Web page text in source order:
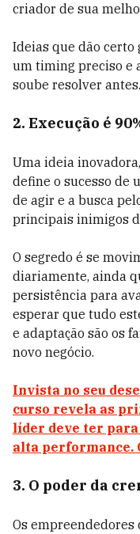
criador de sua
Ideias que dão certo
um timing preciso e
soube resolver antes.
2. Execução é
Uma ideia
define o sucesso de
de agir e a busca
principais inimigos
O segredo é se
diariamente, ainda
persistência para
esperar que tudo
e adaptação são os
novo negócio.
Invista no seu
curso revela as
líder deve ter para
alta performance.
3. O poder da
Os